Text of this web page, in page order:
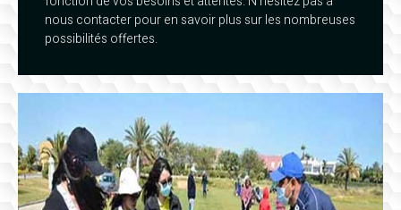
nous contacter pour en savoir plus sur les nombreuses
possibilités offertes.